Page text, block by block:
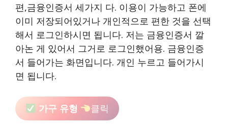
편,금융인증서 세가지 다. 이용이 가능하고 폰에
이미 저장되어있거나 개인적으로 편한 것을 선택
해서 로그인하시면 됩니다. 저는 금융인증서 깔
아논 게 있어서 그거로 로그인했어용. 금융인증
서 들어가는 화면입니다. 개인 누르고 들어가시
면 됩니다.
가구 유형 클릭